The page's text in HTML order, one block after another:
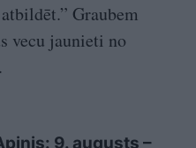
Graubem
vecu jaunieti no
9. augusts –